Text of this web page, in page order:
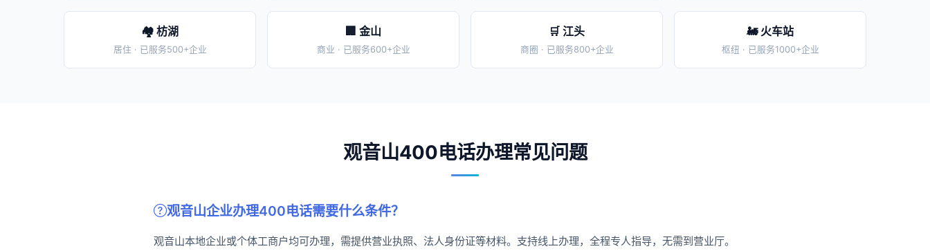
🏘️ 枋湖
居住 · 已服务500+企业
🏢 金山
商业 · 已服务600+企业
🛒 江头
商圈 · 已服务800+企业
🚂 火车站
枢纽 · 已服务1000+企业
观音山400电话办理常见问题
观音山企业办理400电话需要什么条件？
观音山本地企业或个体工商户均可办理，需提供营业执照、法人身份证等材料。支持线上办理，全程专人指导，无需到营业厅。